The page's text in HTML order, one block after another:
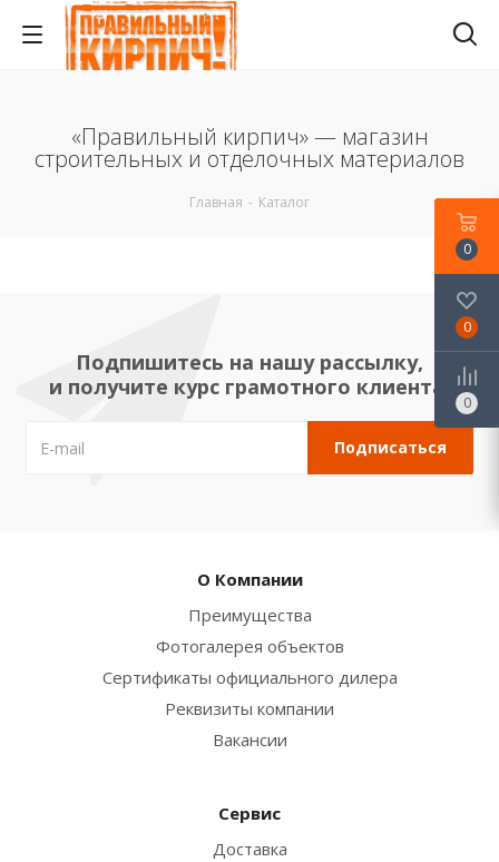
«Правильный кирпич» — магазин
строительных и отделочных материалов
Главная - Каталог
Подпишитесь на нашу рассылку,
и получите курс грамотного клиента!
О Компании
Преимущества
Фотогалерея объектов
Сертификаты официального дилера
Реквизиты компании
Вакансии
Сервис
Доставка
0
0
0